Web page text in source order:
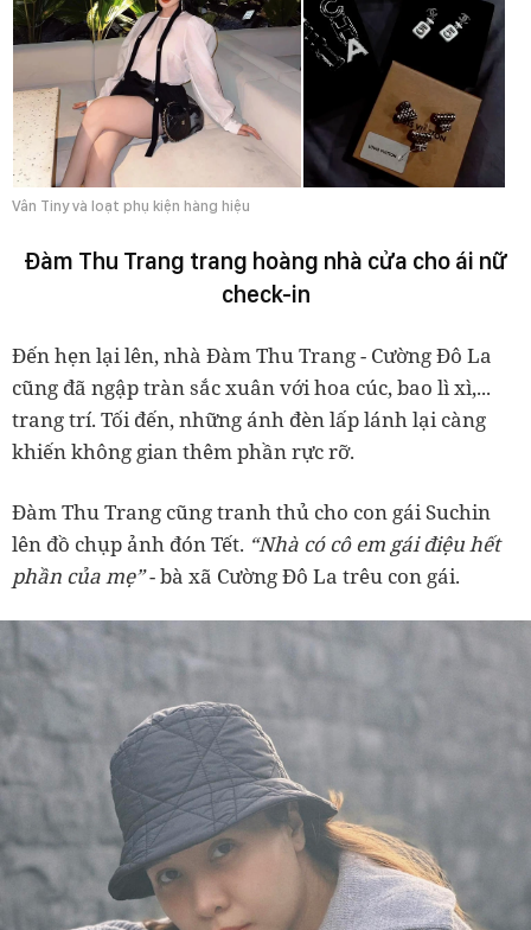
Vân Tiny và loạt phụ kiện hàng hiệu
Đàm Thu Trang trang hoàng nhà cửa cho ái nữ
check-in
Đến hẹn lại lên, nhà Đàm Thu Trang - Cường Đô La
cũng đã ngập tràn sắc xuân với hoa cúc, bao lì xì,...
trang trí. Tối đến, những ánh đèn lấp lánh lại càng
khiến không gian thêm phần rực rỡ.
Đàm Thu Trang cũng tranh thủ cho con gái Suchin
lên đồ chụp ảnh đón Tết. “Nhà có cô em gái điệu hết
phần của mẹ”- bà xã Cường Đô La trêu con gái.